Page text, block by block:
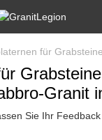
für
Granit
Sie Ihr Feedback